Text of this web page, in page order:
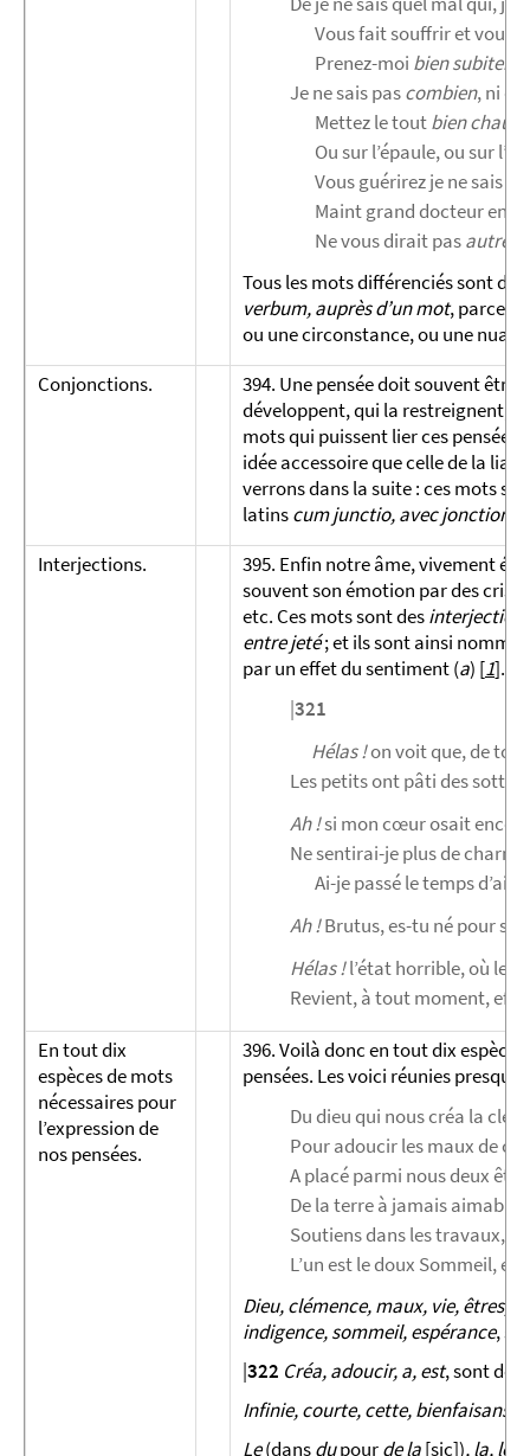
Vous fait souffrir et vous
Prenez-moi bien
Je ne sais pascombien, ni
Mettez le toutbien
Ou sur l’épaule, ou sur
Vous guérirez je ne sais
Maint grand docteur en
Ne vous dirait pas
Tous les mots différenciés sont
verbum, auprès d’un mot, parce
ou une circonstance, ou une
Conjonctions.
394. Une pensée doit souvent être
développent, qui la restreignent,
mots qui puissent lier ces
idée accessoire que celle de la
verrons dans la suite : ces mots
latinscum junctio, avec jonction
Interjections.
395. Enfin notre âme, vivement
souvent son émotion par des cris
etc. Ces mots sont des
entre jeté; et ils sont ainsi
par un effet du sentiment (a) [1].
|321
Hélas !on voit que, de
Les petits ont pâti des
Ah !si mon cœur osait encor
Ne sentirai-je plus de
Ai-je passé le temps
Ah !Brutus, es-tu né pour
Hélas !l’état horrible, où le
Revient, à tout moment,
En tout dix
espèces de mots
néces­saires pour
l’ex­pression de
nos pensées.
396. Voilà donc en tout dix
pensées. Les voici réunies
Du dieu qui nous créa la
Pour adoucir les maux de
A placé parmi nous deux
De la terre à jamais
Soutiens dans les travaux,
L’un est le doux Sommeil, et
Dieu, clémence, maux, vie, êtres,
indigence, sommeil, espérance,
|322 Créa, adoucir, a, est, sont des
Infinie, courte, cette, bienfaisans,
Le(dansdupourde la[sic]), la, les,